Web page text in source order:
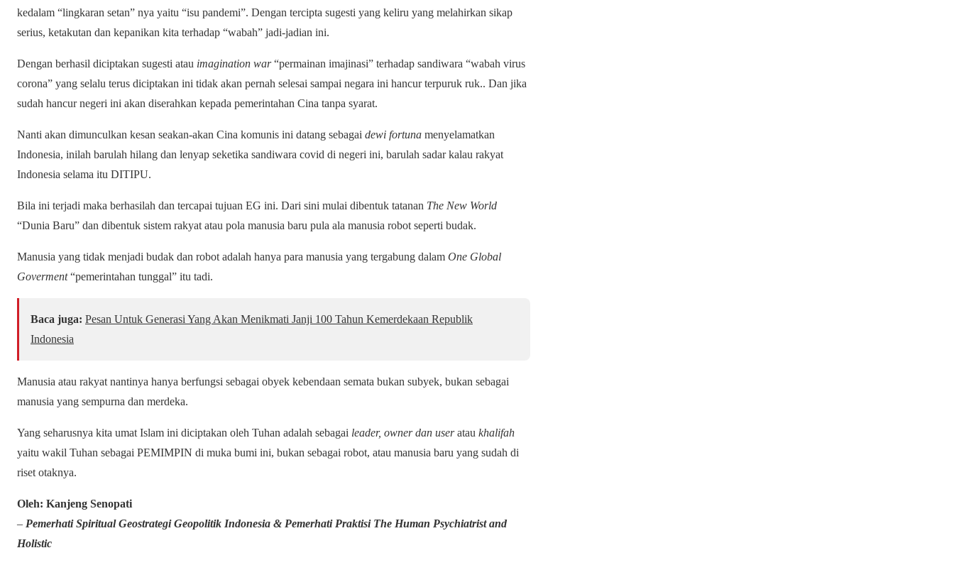
kedalam “lingkaran setan” nya yaitu “isu pandemi”. Dengan tercipta sugesti yang keliru yang melahirkan sikap
serius, ketakutan dan kepanikan kita terhadap “wabah” jadi-jadian ini.
Dengan berhasil diciptakan sugesti atau imagination war“permainan imajinasi” terhadap sandiwara “wabah virus
corona” yang selalu terus diciptakan ini tidak akan pernah selesai sampai negara ini hancur terpuruk ruk.. Dan jika
sudah hancur negeri ini akan diserahkan kepada pemerintahan Cina tanpa syarat.
Nanti akan dimunculkan kesan seakan-akan Cina komunis ini datang sebagai dewi fortuna menyelamatkan
Indonesia, inilah barulah hilang dan lenyap seketika sandiwara covid di negeri ini, barulah sadar kalau rakyat
Indonesia selama itu DITIPU.
Bila ini terjadi maka berhasilah dan tercapai tujuan EG ini. Dari sini mulai dibentuk tatanan The New World
“Dunia Baru” dan dibentuk sistem rakyat atau pola manusia baru pula ala manusia robot seperti budak.
Manusia yang tidak menjadi budak dan robot adalah hanya para manusia yang tergabung dalam One Global
Goverment“pemerintahan tunggal” itu tadi.
Baca juga: Pesan Untuk Generasi Yang Akan Menikmati Janji 100 Tahun Kemerdekaan Republik
Indonesia
Manusia atau rakyat nantinya hanya berfungsi sebagai obyek kebendaan semata bukan subyek, bukan sebagai
manusia yang sempurna dan merdeka.
Yang seharusnya kita umat Islam ini diciptakan oleh Tuhan adalah sebagai leader, owner dan useratau khalifah
yaitu wakil Tuhan sebagai PEMIMPIN di muka bumi ini, bukan sebagai robot, atau manusia baru yang sudah di
riset otaknya.
Oleh: Kanjeng Senopati
– Pemerhati Spiritual Geostrategi Geopolitik Indonesia & Pemerhati Praktisi The Human Psychiatrist and
Holistic